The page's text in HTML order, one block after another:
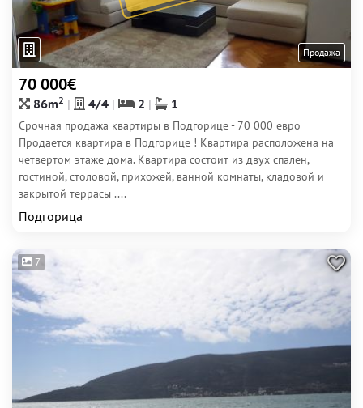
Продажа
70 000€
86m2 4/4 2 1
Срочная продажа квартиры в Подгорице - 70 000 евро
Продается квартира в Подгорице ! Квартира расположена на
четвертом этаже дома. Квартира состоит из двух спален,
гостиной, столовой, прихожей, ванной комнаты, кладовой и
закрытой террасы ....
Подгорица
7